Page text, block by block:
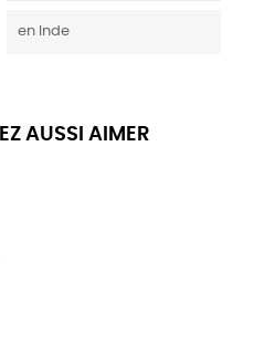
en Inde
AUSSI AIMER